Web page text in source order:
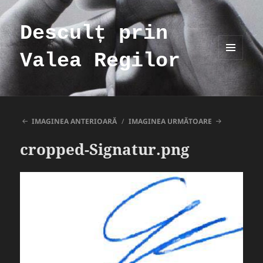
Desculț prin
Valea Regilor
MENIU
WIDGET-
URI
IMAGINEA ANTERIOARĂ IMAGINEA URMĂTOARE
cropped-Signatur.png